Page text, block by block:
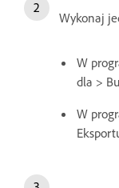
Wykonaj
W
dla >
W